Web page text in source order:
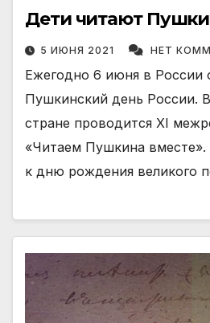
Дети читают
5 ИЮНЯ 2021 НЕТ
Ежегодно 6 июня в России
Пушкинский день России.
стране проводится XI
«Читаем Пушкина
к дню рождения великого